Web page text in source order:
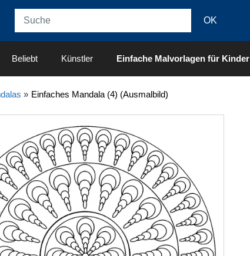
Beliebt Künstler Einfache Malvorlagen für Kinder
» Einfaches Mandala (4) (Ausmalbild)